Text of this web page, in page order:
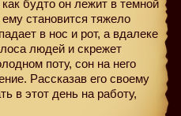
будто он лежит в темной
становится тяжело
в нос и рот, а вдалеке
людей и скрежет
поту, сон на него
Рассказав его своему
в этот день на работу,